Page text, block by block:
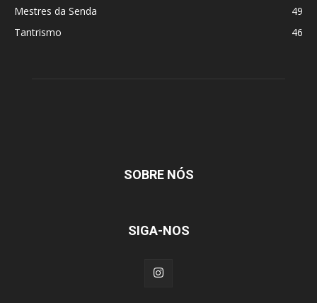
Mestres da Senda
49
Tantrismo
46
SOBRE NÓS
SIGA-NOS